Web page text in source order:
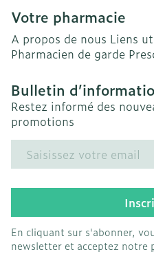
Votre pharmacie
A propos de nous Liens
Pharmacien de garde
Bulletin
Restez informé des
promotions
Adresse mail
En cliquant sur s'abonner,
newsletter et acceptez notre